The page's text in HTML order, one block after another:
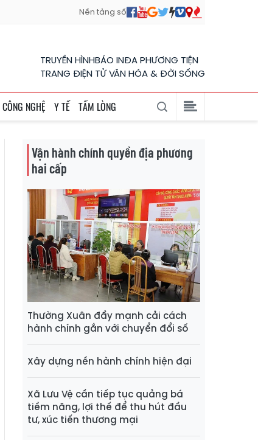
Nền tảng số
TRUYỀN HÌNHBÁO INĐA PHƯƠNG TIỆN
TRANG ĐIỆN TỬ VĂN HÓA & ĐỜI SỐNG
CÔNG NGHỆ Y TẾ TẤM LÒNG
Vận hành chính quyền địa phương
hai cấp
Thường Xuân đẩy mạnh cải cách
hành chính gắn với chuyển đổi số
Xây dựng nền hành chính hiện đại
Xã Lưu Vệ cần tiếp tục quảng bá
tiềm năng, lợi thế để thu hút đầu
tư, xúc tiến thương mại